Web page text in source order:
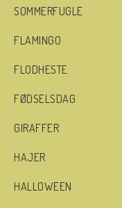
SOMMERFUGLE
FLAMINGO
FLODHESTE
FØDSELSDAG
GIRAFFER
HAJER
HALLOWEEN